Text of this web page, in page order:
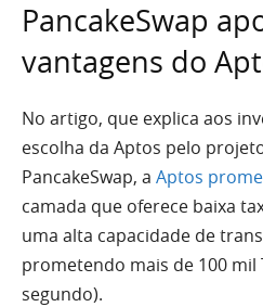
PancakeSwap
vantagens do
No artigo, que explica aos
escolha da Aptos pelo
PancakeSwap, a Aptos
camada que oferece baixa
uma alta capacidade de
prometendo mais de 100 mil
segundo).